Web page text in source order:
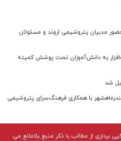
مدیران پتروشیمی اروند و مسئولان
۹۸۵ بسته نوشت‌افزار به دانش‌آموزان تحت پوشش کمیته
شد
با همکاری فرهنگ‌سرای پتروشیمی
برداری از مطالب با ذکر منبع بلامانع می